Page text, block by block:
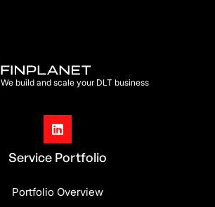
We build and scale your DLT business

Service Portfolio
Portfolio Overview